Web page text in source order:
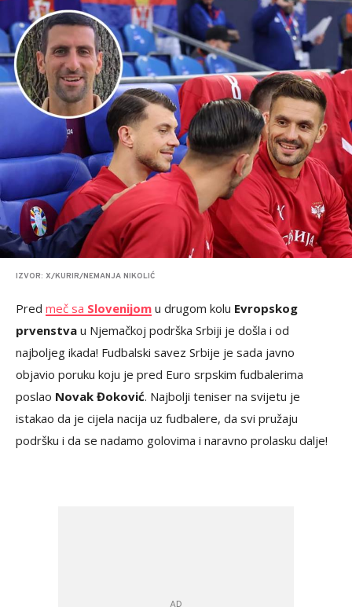
IZVOR: X/KURIR/NEMANJA NIKOLIĆ
Pred meč sa Slovenijom u drugom kolu Evropskog
prvenstva u Njemačkoj podrška Srbiji je došla i od
najboljeg ikada! Fudbalski savez Srbije je sada javno
objavio poruku koju je pred Euro srpskim fudbalerima
poslao Novak Đoković. Najbolji teniser na svijetu je
istakao da je cijela nacija uz fudbalere, da svi pružaju
podršku i da se nadamo golovima i naravno prolasku dalje!